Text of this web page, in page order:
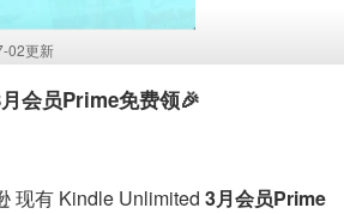
02更新
会员Prime免费领🎉
现有 Kindle Unlimited 3月会员Prime